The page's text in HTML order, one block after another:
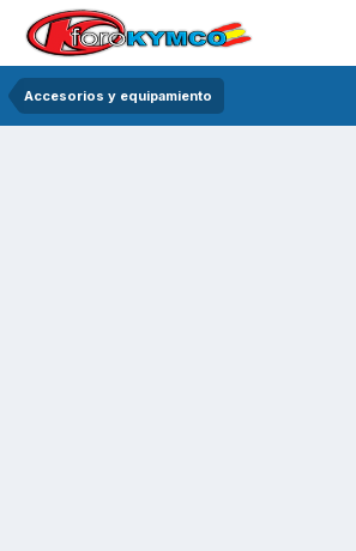
Accesorios y equipamiento